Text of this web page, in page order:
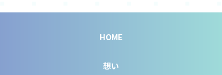
HOME
想い